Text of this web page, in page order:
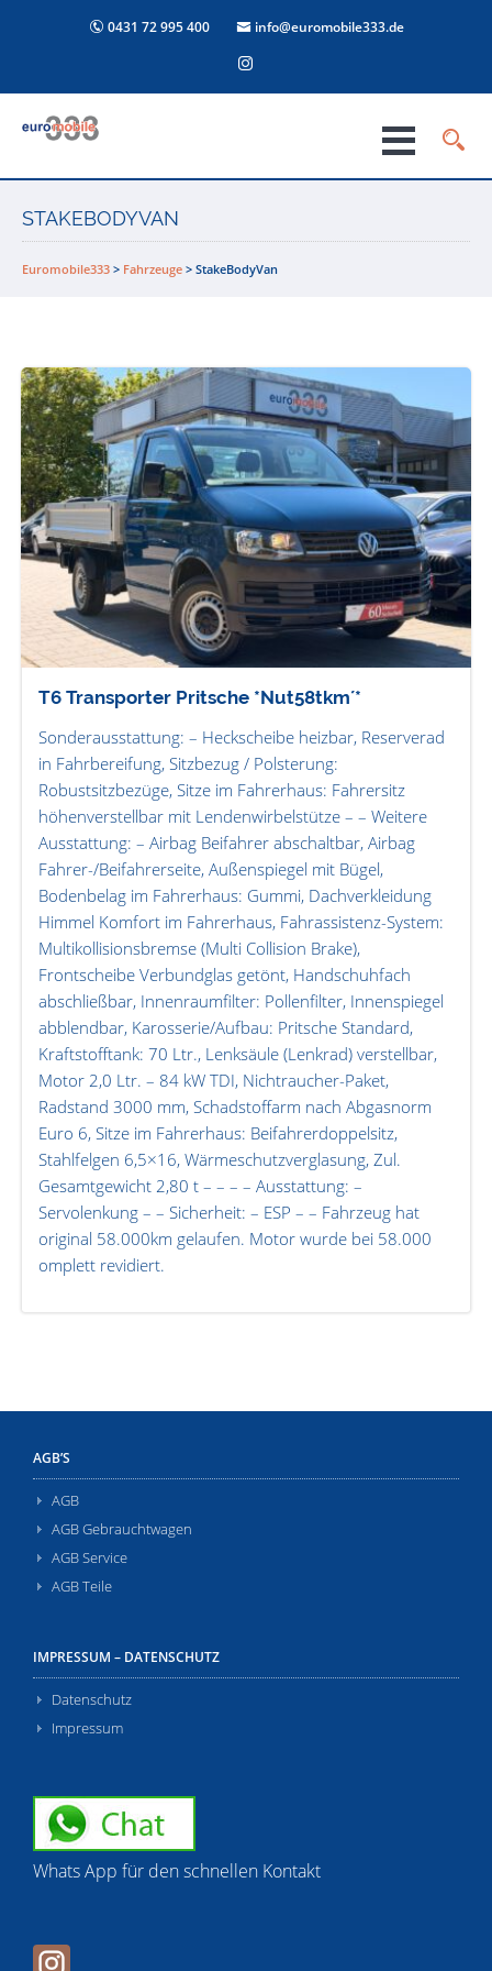
0431 72 995 400 info@euromobile333.de
STAKEBODYVAN
Euromobile333 > Fahrzeuge > StakeBodyVan
T6 Transporter Pritsche *Nut58tkm´*
Sonderausstattung: – Heckscheibe heizbar, Reserverad
in Fahrbereifung, Sitzbezug / Polsterung:
Robustsitzbezüge, Sitze im Fahrerhaus: Fahrersitz
höhenverstellbar mit Lendenwirbelstütze – – Weitere
Ausstattung: – Airbag Beifahrer abschaltbar, Airbag
Fahrer-/Beifahrerseite, Außenspiegel mit Bügel,
Bodenbelag im Fahrerhaus: Gummi, Dachverkleidung
Himmel Komfort im Fahrerhaus, Fahrassistenz-System:
Multikollisionsbremse (Multi Collision Brake),
Frontscheibe Verbundglas getönt, Handschuhfach
abschließbar, Innenraumfilter: Pollenfilter, Innenspiegel
abblendbar, Karosserie/Aufbau: Pritsche Standard,
Kraftstofftank: 70 Ltr., Lenksäule (Lenkrad) verstellbar,
Motor 2,0 Ltr. – 84 kW TDI, Nichtraucher-Paket,
Radstand 3000 mm, Schadstoffarm nach Abgasnorm
Euro 6, Sitze im Fahrerhaus: Beifahrerdoppelsitz,
Stahlfelgen 6,5×16, Wärmeschutzverglasung, Zul.
Gesamtgewicht 2,80 t – – – – Ausstattung: –
Servolenkung – – Sicherheit: – ESP – – Fahrzeug hat
original 58.000km gelaufen. Motor wurde bei 58.000
omplett revidiert.
AGB’S
AGB
AGB Gebrauchtwagen
AGB Service
AGB Teile
IMPRESSUM – DATENSCHUTZ
Datenschutz
Impressum
Whats App für den schnellen Kontakt